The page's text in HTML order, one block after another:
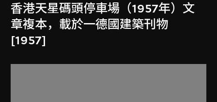
香港天星碼頭停車場（1957年）文
章複本，載於一德國建築刊物
[1957]